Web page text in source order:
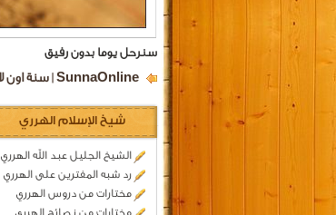
سنرحل يوما بدون رفيق
SunnaOnline | سنة اون لاين
شيخ الإسلام الهرري
الشيخ الجليل عبد الله الهرري
رد شبه المفترين على الهرري
مختارات من دروس الهرري
مختارات من نصائح الهرري